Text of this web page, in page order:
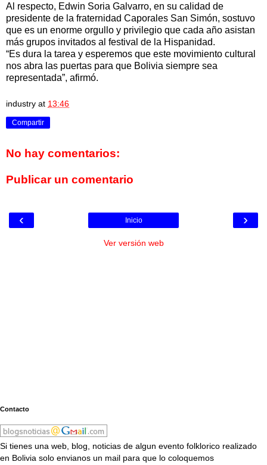
Al respecto, Edwin Soria Galvarro, en su calidad de
presidente de la fraternidad Caporales San Simón, sostuvo
que es un enorme orgullo y privilegio que cada año asistan
más grupos invitados al festival de la Hispanidad.
“Es dura la tarea y esperemos que este movimiento cultural
nos abra las puertas para que Bolivia siempre sea
representada”, afirmó.
industry at 13:46
Compartir
No hay comentarios:
Publicar un comentario
‹ ›
Inicio
Ver versión web
Contacto
Si tienes una web, blog, noticias de algun evento folklorico realizado
en Bolivia solo envianos un mail para que lo coloquemos